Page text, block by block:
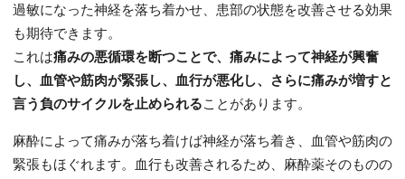
過敏になった神経を落ち着かせ、患部の状態を改善させる効果
も期待できます。
これは痛みの悪循環を断つことで、痛みによって神経が興奮
し、血管や筋肉が緊張し、血行が悪化し、さらに痛みが増すと
言う負のサイクルを止められることがあります。
麻酔によって痛みが落ち着けば神経が落ち着き、血管や筋肉の
緊張もほぐれます。血行も改善されるため、麻酔薬そのものの